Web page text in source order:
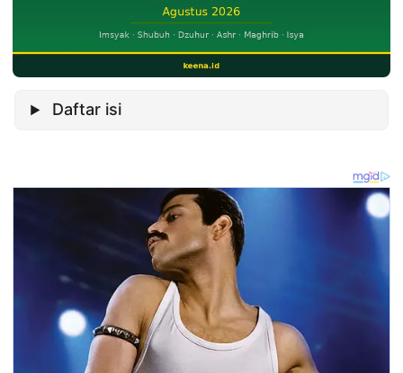
Daftar isi